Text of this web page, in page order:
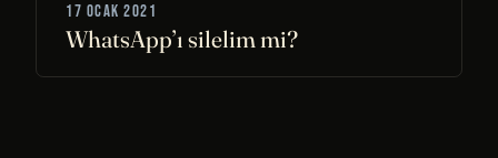
17 OCAK 2021
WhatsApp’ı silelim mi?